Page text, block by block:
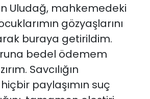
Uludağ, mahkemedeki
gözyaşlarını
buraya getirildim.
bedel ödemem
Savcılığın
paylaşımın suç